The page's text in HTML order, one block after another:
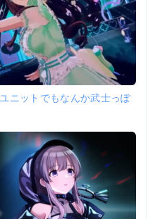
ニットでもなんか武士っぽ